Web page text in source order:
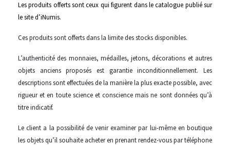
Les produits offerts sont ceux qui figurent dans le catalogue publié sur
le site d’iNumis.
Ces produits sont offerts dans la limite des stocks disponibles.
L’authenticité des monnaies, médailles, jetons, décorations et autres
objets anciens proposés est garantie inconditionnellement. Les
descriptions sont effectuées de la manière la plus exacte possible, avec
rigueur et en toute science et conscience mais ne sont données qu’à
titre indicatif.
Le client a la possibilité de venir examiner par lui-même en boutique
les objets qu’il souhaite acheter en prenant rendez-vous par téléphone